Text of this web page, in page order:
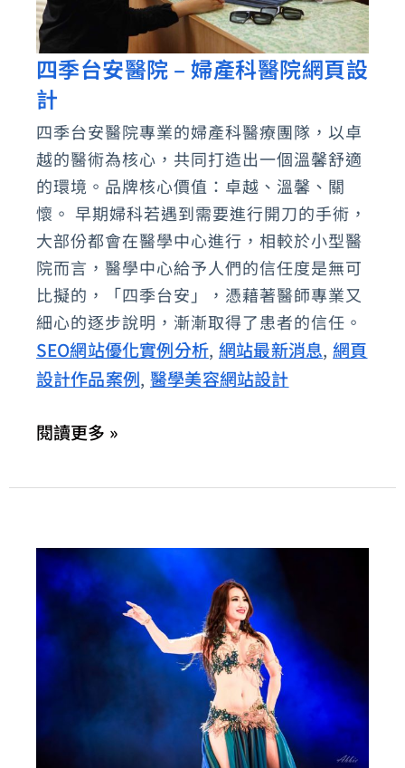
四季台安醫院 – 婦產科醫院網頁設
計
四季台安醫院專業的婦產科醫療團隊，以卓
越的醫術為核心，共同打造出一個溫馨舒適
的環境。品牌核心價值：卓越、溫馨、關
懷。 早期婦科若遇到需要進行開刀的手術，
大部份都會在醫學中心進行，相較於小型醫
院而言，醫學中心給予人們的信任度是無可
比擬的，「四季台安」，憑藉著醫師專業又
細心的逐步說明，漸漸取得了患者的信任。
SEO網站優化實例分析, 網站最新消息, 網頁
設計作品案例, 醫學美容網站設計
四
季
台
安
醫
院
–
婦
產
科
醫
院
頁
閱讀更多 »